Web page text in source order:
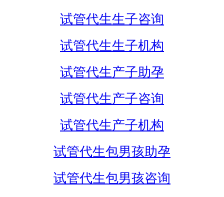
试管代生生子咨询
试管代生生子机构
试管代生产子助孕
试管代生产子咨询
试管代生产子机构
试管代生包男孩助孕
试管代生包男孩咨询